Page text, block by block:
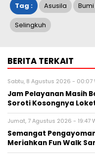
Tag : Asusila
Selingkuh
BERITA TERKAIT
Sabtu, 8 Agustus 2026 - 00:07
Jam Pelayanan Masih
Soroti Kosongnya
Jumat, 7 Agustus 2026 - 19:47
Semangat
Meriahkan Fun Walk